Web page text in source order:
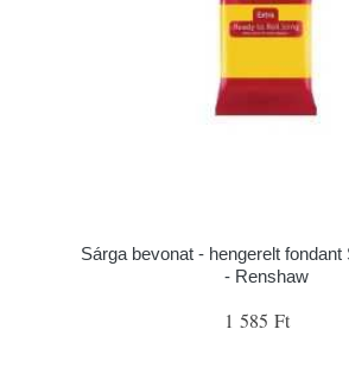
Sárga bevonat - hengerelt fondant
- Renshaw
1 585 Ft